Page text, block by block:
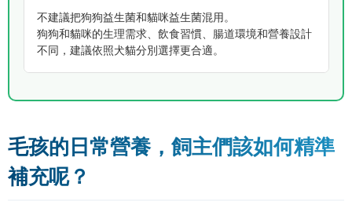
不建議把狗狗益生菌和貓咪益生菌混用。
狗狗和貓咪的生理需求、飲食習慣、腸道環境和營養設計
不同，建議依照犬貓分別選擇更合適。
毛孩的日常營養，飼主們該如何精準
補充呢？